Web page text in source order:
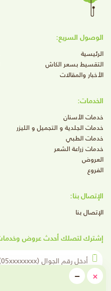
×
close−
Minimize
الوصول السريع:
الرئيسية
التقسيط بسعر الكاش
الأخبار والمقالات
الخدمات:
خدمات الأسنان
خدمات الجلدية و التجميل و الليزر
خدمات الطبي
خدمات زراعة الشعر
العروض
الفروع
الإتصال بنا:
الإتصال بنا
إشترك لتصلك أحدث عروض وخدمات
أدخل رقم الجوال